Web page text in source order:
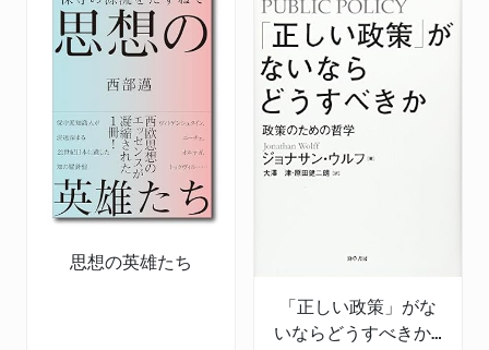
思想の英雄たち
「正しい政策」がな
いならどうすべきか: